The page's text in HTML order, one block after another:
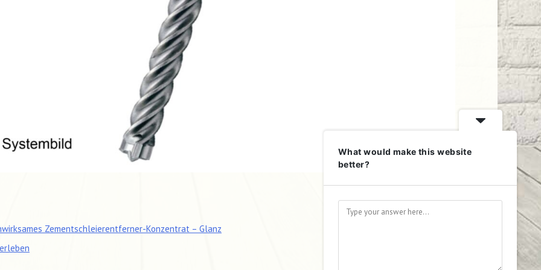
Zementschleierentferner-Konzentrat – Glanz
What would make this website
better?